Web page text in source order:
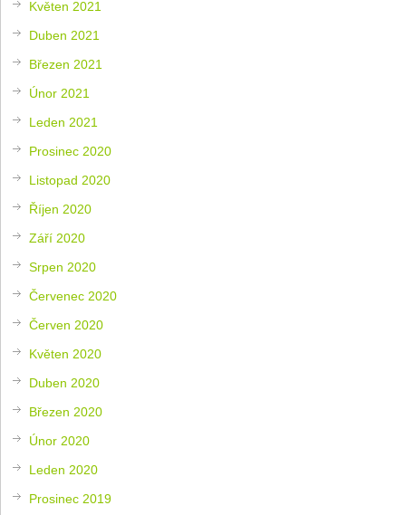
Květen 2021
Duben 2021
Březen 2021
Únor 2021
Leden 2021
Prosinec 2020
Listopad 2020
Říjen 2020
Září 2020
Srpen 2020
Červenec 2020
Červen 2020
Květen 2020
Duben 2020
Březen 2020
Únor 2020
Leden 2020
Prosinec 2019